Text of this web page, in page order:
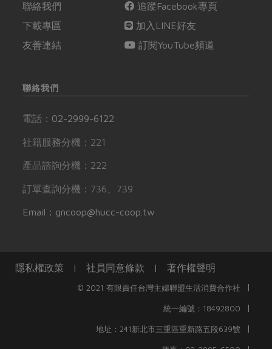
聯絡我們
下載專區
友善連結
追蹤Facebook專頁
加入LINE好友
訂閱YouTube頻道
聯絡我們
電話： 02-2999-6122
社籍服務分機：221
產品諮詢分機：222
訂單查詢分機：736、739
Email：gncoop@hucc-coop.tw
隱私權政策 | 社員同意條款 | 著作權聲明
© 2021 有限責任台灣主婦聯盟生活消費合作社 |
統一編號：18492800 |
地址：241新北市三重區重新路五段639號 |